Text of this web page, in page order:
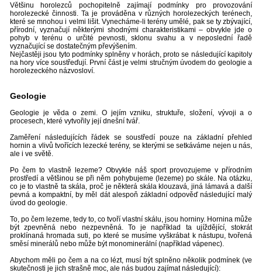
Většinu horolezců pochopitelně zajímají podmínky pro provozování
horolezecké činnosti. Ta je prováděna v různých horolezeckých terénech,
které se mnohou i velmi lišit. Vynecháme-li terény umělé, pak se ty zbývající,
přírodní, vyznačují některými shodnými charakteristikami – obvykle jde o
pohyb v terénu o určité pevnosti, sklonu svahu a v neposlední řadě
vyznačující se dostatečným převýšením.
Nejčastěji jsou tyto podmínky splněny v horách, proto se následující kapitoly
na hory více soustřeďují. První část je velmi stručným úvodem do geologie a
horolezeckého názvosloví.
Geologie
Geologie je věda o zemi. O jejím vzniku, struktuře, složení, vývoji a o
procesech, které vytvořily její dnešní tvář.
Zaměření následujících řádek se soustředí pouze na základní přehled
hornin a vlivů tvořících lezecké terény, se kterými se setkáváme nejen u nás,
ale i ve světě.
Po čem to vlastně lezeme? Obvykle náš sport provozujeme v přírodním
prostředí a většinou se při něm pohybujeme (lezeme) po skále. Na otázku,
co je to vlastně ta skála, proč je některá skála klouzavá, jiná lámavá a další
pevná a kompaktní, by měl dát alespoň základní odpověď následující malý
úvod do geologie.
To, po čem lezeme, tedy to, co tvoří vlastní skálu, jsou horniny. Hornina může
být zpevněná nebo nezpevněná. To je například ta ujíždějící, stokrát
proklínaná hromada suti, po které se musíme vyškrábat k nástupu, tvořená
směsí minerálů nebo může být monominerální (například vápenec).
Abychom měli po čem a na co lézt, musí být splněno několik podmínek (ve
skutečnosti je jich strašně moc, ale nás budou zajímat následující):